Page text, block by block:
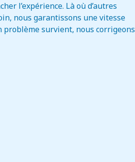
l’expérience. Là où d’autres
nous garantissons une vitesse
problème survient, nous corrigeons